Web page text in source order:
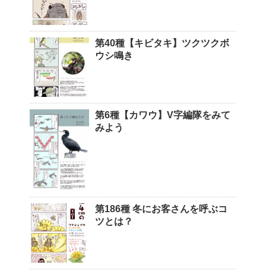
第40種【キビタキ】ツクツクボ
ウシ鳴き
第6種【カワウ】V字編隊をみて
みよう
第186種 冬にお客さんを呼ぶコ
ツとは？